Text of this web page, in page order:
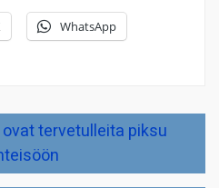
WhatsApp
tervetulleita piksu